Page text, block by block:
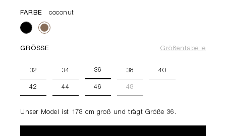
FARBE coconut
GRÖSSE Größentabelle
32 34 36 38 40
42 44 46 48
Unser Model ist 178 cm groß und trägt Größe 36.